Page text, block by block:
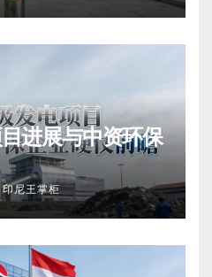
进展与中资环保
印尼王掌柜